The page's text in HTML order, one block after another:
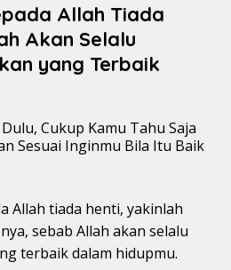
Allah Tiada
Akan Selalu
yang Terbaik
Allah tiada henti, yakinlah
sebab Allah akan selalu
terbaik dalam hidupmu.